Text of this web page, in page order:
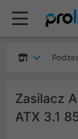
Zasilacz
ATX 3.1